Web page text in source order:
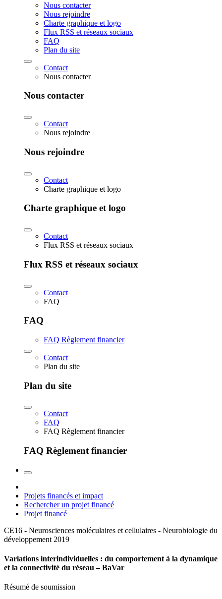
Nous contacter
Nous rejoindre
Charte graphique et logo
Flux RSS et réseaux sociaux
FAQ
Plan du site
Contact
Nous contacter
Nous contacter
Contact
Nous rejoindre
Nous rejoindre
Contact
Charte graphique et logo
Charte graphique et logo
Contact
Flux RSS et réseaux sociaux
Flux RSS et réseaux sociaux
Contact
FAQ
FAQ
FAQ Règlement financier
Contact
Plan du site
Plan du site
Contact
FAQ
FAQ Règlement financier
FAQ Règlement financier
Projets financés et impact
Rechercher un projet financé
Projet financé
CE16 - Neurosciences moléculaires et cellulaires - Neurobiologie du
développement 2019
Variations interindividuelles : du comportement à la dynamique
et la connectivité du réseau – BaVar
Résumé de soumission